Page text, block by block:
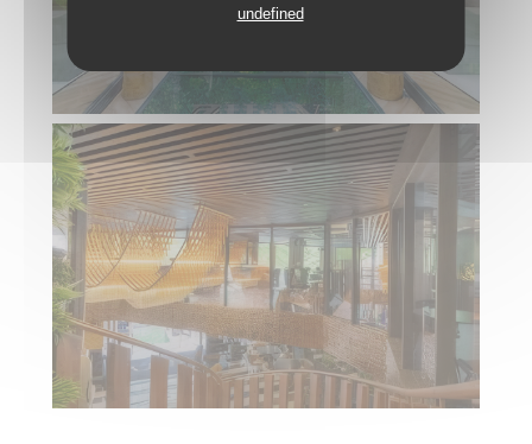
undefined